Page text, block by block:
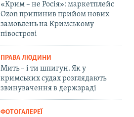
«Крим – не Росія»: маркетплейс
Ozon припинив прийом нових
замовлень на Кримському
півострові
ПРАВА ЛЮДИНИ
Мить – і ти шпигун. Як у
кримських судах розглядають
звинувачення в держзраді
ФОТОГАЛЕРЕЇ